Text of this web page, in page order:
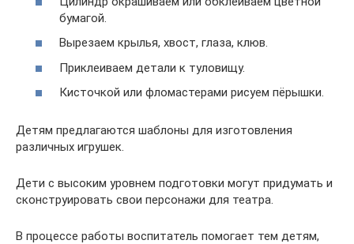
бумагой.
Вырезаем крылья, хвост, глаза, клюв.
Приклеиваем детали к туловищу.
Кисточкой или фломастерами рисуем пёрышки.
Детям предлагаются шаблоны для изготовления
различных игрушек.
Дети с высоким уровнем подготовки могут придумать и
сконструировать свои персонажи для театра.
В процессе работы воспитатель помогает тем детям,